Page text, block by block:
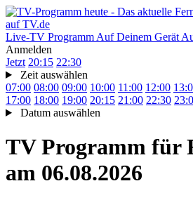
Live-TV Programm Auf Deinem Gerät
Anmelden
Jetzt 20:15 22:30
Zeit auswählen
07:00 08:00 09:00 10:00 11:00 12:00
17:00 18:00 19:00 20:15 21:00 22:30
Datum auswählen
TV Programm für
am 06.08.2026